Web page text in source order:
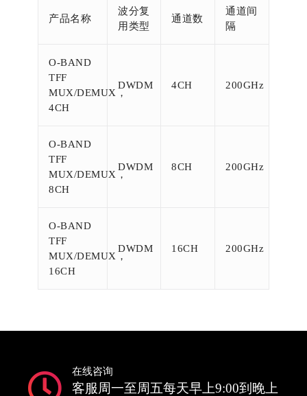
产品名称
波分复
用类型
通道数
通道间
隔
O-BAND
TFF
MUX/DEMUX，
4CH
DWDM 4CH 200GHz
O-BAND
TFF
MUX/DEMUX，
8CH
DWDM 8CH 200GHz
O-BAND
TFF
MUX/DEMUX，
16CH
DWDM 16CH 200GHz
在线咨询
客服周一至周五每天早上9:00到晚上